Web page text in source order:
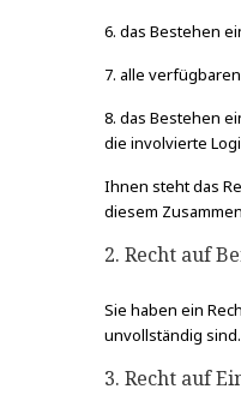
6. das Bestehen
7. alle
8. das Bestehen
die involvierte
Ihnen steht das
diesem
2. Recht auf
Sie haben ein
unvollständig
3. Recht auf